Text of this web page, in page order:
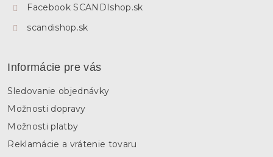
Facebook SCANDIshop.sk
scandishop.sk
Informácie pre vás
Sledovanie objednávky
Možnosti dopravy
Možnosti platby
Reklamácie a vrátenie tovaru